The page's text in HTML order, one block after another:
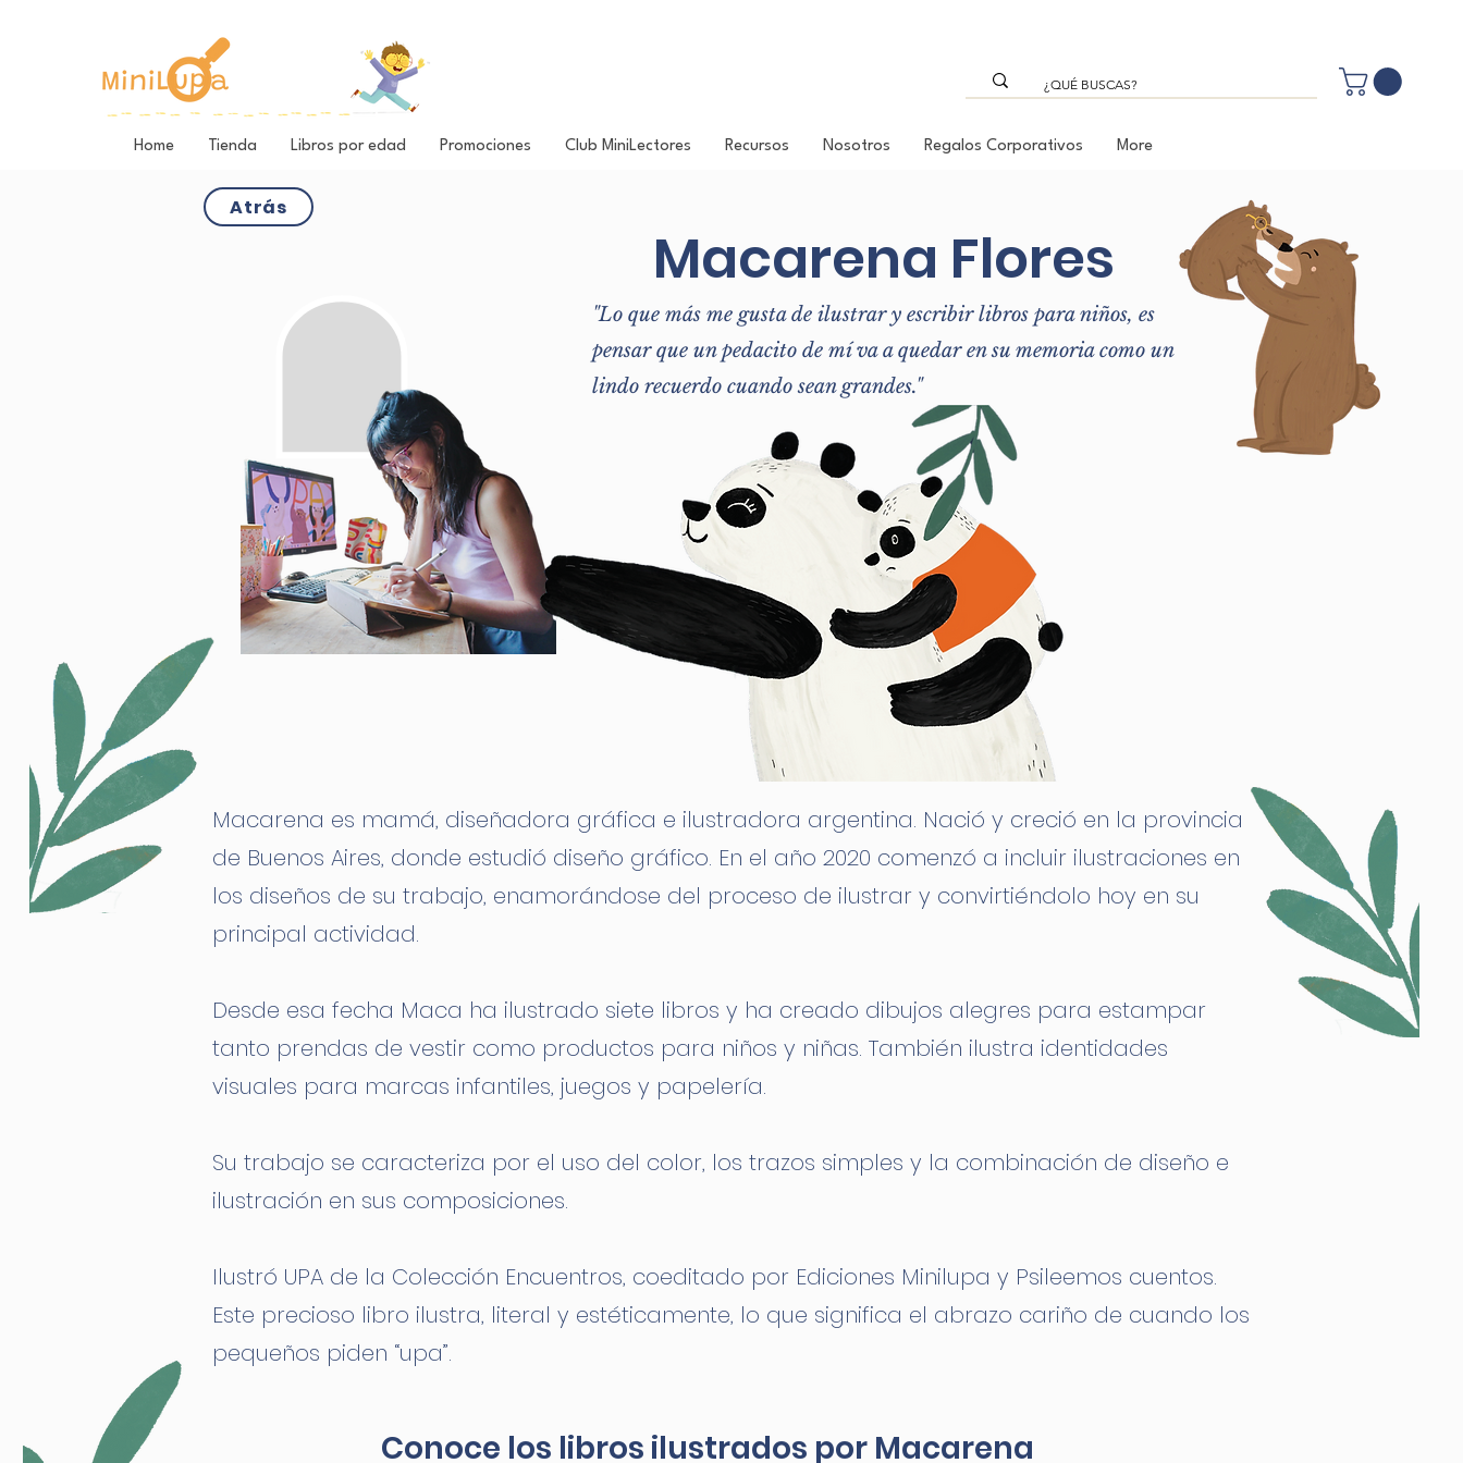
Home Tienda Libros por edad Promociones Club MiniLectores Recursos Nosotros Regalos Corporativos More
Macarena Flores
"Lo que más me gusta de ilustrar y escribir libros para niños, es
pensar que un pedacito de mí va a quedar en su memoria como un
lindo recuerdo cuando sean grandes."
Macarena es mamá, diseñadora gráfica e ilustradora argentina. Nació y creció en la provincia
de Buenos Aires, donde estudió diseño gráfico. En el año 2020 comenzó a incluir ilustraciones en
los diseños de su trabajo, enamorándose del proceso de ilustrar y convirtiéndolo hoy en su
principal actividad.
Desde esa fecha Maca ha ilustrado siete libros y ha creado dibujos alegres para estampar
tanto prendas de vestir como productos para niños y niñas. También ilustra identidades
visuales para marcas infantiles, juegos y papelería.
Su trabajo se caracteriza por el uso del color, los trazos simples y la combinación de diseño e
ilustración en sus composiciones.
Ilustró UPA de la Colección Encuentros, coeditado por Ediciones Minilupa y Psileemos cuentos.
Este precioso libro ilustra, literal y estéticamente, lo que significa el abrazo cariño de cuando los
pequeños piden “upa”.
Conoce los libros ilustrados por Macarena
Atrás